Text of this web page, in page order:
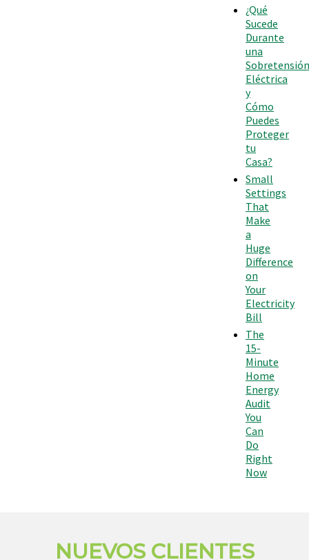
¿Qué
Sucede
Durante
una
Eléctrica
y
Cómo
Puedes
Proteger
tu
Casa?
Small
Settings
That
Make
a
Huge
Difference
on
Your
Electricity
Bill
The
15-
Minute
Home
Energy
Audit
You
Can
Do
Right
Now
NUEVOS CLIENTES